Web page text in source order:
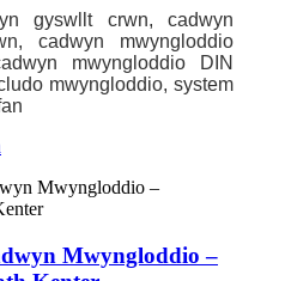
gyswllt crwn, cadwyn
cadwyn mwyngloddio
mwyngloddio DIN
mwyngloddio, system
Mwyngloddio –